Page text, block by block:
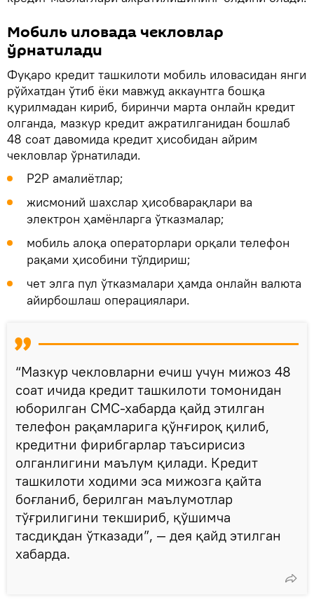
Мобиль иловада чекловлар
ўрнатилади
Фуқаро кредит ташкилоти мобиль иловасидан янги
рўйхатдан ўтиб ёки мавжуд аккаунтга бошқа
қурилмадан кириб, биринчи марта онлайн кредит
олганда, мазкур кредит ажратилганидан бошлаб
48 соат давомида кредит ҳисобидан айрим
чекловлар ўрнатилади.
P2P амалиётлар;
жисмоний шахслар ҳисобварақлари ва
электрон ҳамёнларга ўтказмалар;
мобиль алоқа операторлари орқали телефон
рақами ҳисобини тўлдириш;
чет элга пул ўтказмалари ҳамда онлайн валюта
айирбошлаш операциялари.
“Мазкур чекловларни ечиш учун мижоз 48
соат ичида кредит ташкилоти томонидан
юборилган СМС-хабарда қайд этилган
телефон рақамларига қўнғироқ қилиб,
кредитни фирибгарлар таъсирисиз
олганлигини маълум қилади. Кредит
ташкилоти ходими эса мижозга қайта
боғланиб, берилган маълумотлар
тўғрилигини текшириб, қўшимча
тасдиқдан ўтказади”, — дея қайд этилган
хабарда.